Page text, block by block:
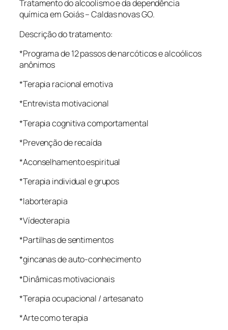
Tratamento do alcoolismo e da dependência
química em Goiás – Caldas novas GO.
Descrição do tratamento:
*Programa de 12 passos de narcóticos e alcoólicos
anônimos
*Terapia racional emotiva
*Entrevista motivacional
*Terapia cognitiva comportamental
*Prevenção de recaída
*Aconselhamento espiritual
*Terapia individual e grupos
*laborterapia
*Vídeoterapia
*Partilhas de sentimentos
*gincanas de auto-conhecimento
*Dinâmicas motivacionais
*Terapia ocupacional / artesanato
*Arte como terapia